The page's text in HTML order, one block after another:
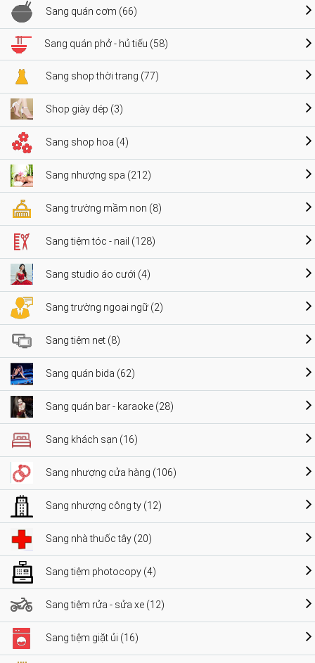
Sang quán cơm (66)
Sang quán phở - hủ tiếu (58)
Sang shop thời trang (77)
Shop giày dép (3)
Sang shop hoa (4)
Sang nhượng spa (212)
Sang trường mầm non (8)
Sang tiệm tóc - nail (128)
Sang studio áo cưới (4)
Sang trường ngoại ngữ (2)
Sang tiệm net (8)
Sang quán bida (62)
Sang quán bar - karaoke (28)
Sang khách sạn (16)
Sang nhượng cửa hàng (106)
Sang nhượng công ty (12)
Sang nhà thuốc tây (20)
Sang tiệm photocopy (4)
Sang tiệm rửa - sửa xe (12)
Sang tiệm giặt ủi (16)